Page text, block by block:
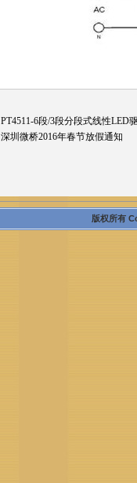
PT4511-6段/3段分段式线性LED
深圳微桥2016年春节放假通知
版权所有